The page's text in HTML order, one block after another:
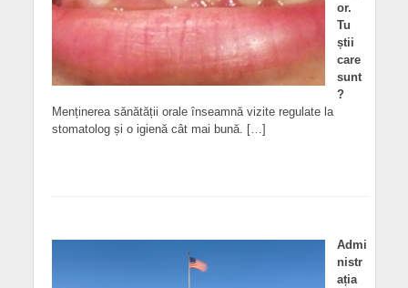
or.
Tu
știi
care
sunt
?
Menținerea sănătății orale înseamnă vizite regulate la
stomatolog și o igienă cât mai bună. […]
Admi
nistr
ația